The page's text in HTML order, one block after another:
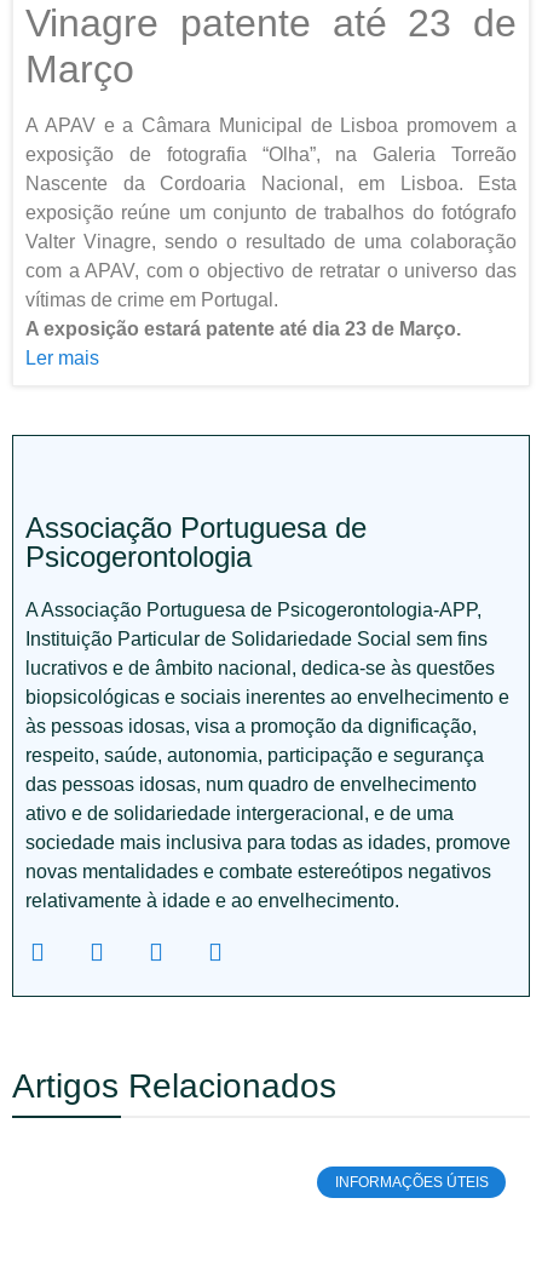
Vinagre patente até 23 de
Março
A APAV e a Câmara Municipal de Lisboa promovem a
exposição de fotografia “Olha”, na Galeria Torreão
Nascente da Cordoaria Nacional, em Lisboa. Esta
exposição reúne um conjunto de trabalhos do fotógrafo
Valter Vinagre, sendo o resultado de uma colaboração
com a APAV, com o objectivo de retratar o universo das
vítimas de crime em Portugal.
A exposição estará patente até dia 23 de Março.
Ler mais
Associação Portuguesa de
Psicogerontologia
A Associação Portuguesa de Psicogerontologia-APP,
Instituição Particular de Solidariedade Social sem fins
lucrativos e de âmbito nacional, dedica-se às questões
biopsicológicas e sociais inerentes ao envelhecimento e
às pessoas idosas, visa a promoção da dignificação,
respeito, saúde, autonomia, participação e segurança
das pessoas idosas, num quadro de envelhecimento
ativo e de solidariedade intergeracional, e de uma
sociedade mais inclusiva para todas as idades, promove
novas mentalidades e combate estereótipos negativos
relativamente à idade e ao envelhecimento.
Artigos Relacionados
INFORMAÇÕES ÚTEIS